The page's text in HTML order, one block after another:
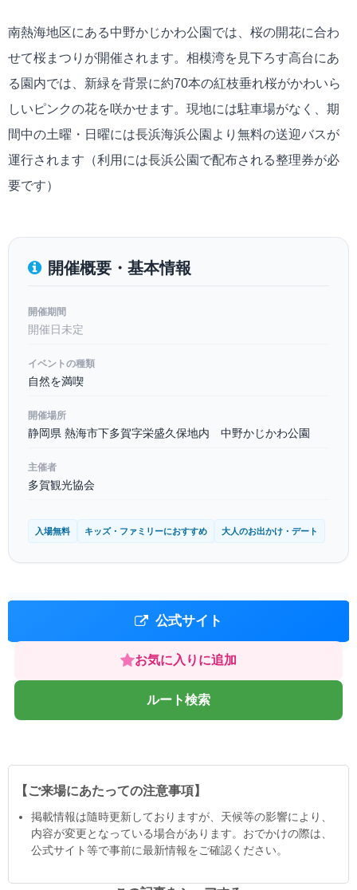
南熱海地区にある中野かじかわ公園では、桜の開花に合わ
せて桜まつりが開催されます。相模湾を見下ろす高台にあ
る園内では、新緑を背景に約70本の紅枝垂れ桜がかわいら
しいピンクの花を咲かせます。現地には駐車場がなく、期
間中の土曜・日曜には長浜海浜公園より無料の送迎バスが
運行されます（利用には長浜公園で配布される整理券が必
要です）
開催概要・基本情報
開催期間
開催日未定
イベントの種類
自然を満喫
開催場所
静岡県 熱海市下多賀字栄盛久保地内 中野かじかわ公園
主催者
多賀観光協会
入場無料 キッズ・ファミリーにおすすめ 大人のお出かけ・デート
公式サイト
お気に入りに追加
ルート検索
【ご来場にあたっての注意事項】
掲載情報は隨時更新しておりますが、天候等の影響により、
内容が変更となっている場合があります。おでかけの際は、
公式サイト等で事前に最新情報をご確認ください。